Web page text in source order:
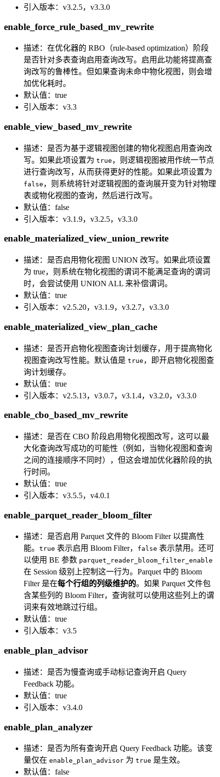
引入版本：v3.2.5，v3.3.0
enable_force_rule_based_mv_rewrite
描述：在优化器的 RBO（rule-based optimization）阶段
是否针对多表查询启用查询改写。启用此功能将提高查
询改写的鲁棒性。但如果查询未命中物化视图，则会增
加优化耗时。
默认值：true
引入版本：v3.3
enable_view_based_mv_rewrite
描述：是否为基于逻辑视图创建的物化视图启用查询改
写。如果此项设置为 true ，则逻辑视图被用作统一节点
进行查询改写，从而获得更好的性能。如果此项设置为
false ，则系统将针对逻辑视图的查询展开变为针对物理
表或物化视图的查询，然后进行改写。
默认值：false
引入版本：v3.1.9，v3.2.5，v3.3.0
enable_materialized_view_union_rewrite
描述：是否启用物化视图 UNION 改写。如果此项设置
为 true，则系统在物化视图的谓词不能满足查询的谓词
时，会尝试使用 UNION ALL 来补偿谓词。
默认值：true
引入版本：v2.5.20，v3.1.9，v3.2.7，v3.3.0
enable_materialized_view_plan_cache
描述：是否开启物化视图查询计划缓存，用于提高物化
视图查询改写性能。默认值是 true ，即开启物化视图查
询计划缓存。
默认值：true
引入版本：v2.5.13，v3.0.7，v3.1.4，v3.2.0，v3.3.0
enable_cbo_based_mv_rewrite
描述：是否在 CBO 阶段启用物化视图改写，这可以最
大化查询改写成功的可能性（例如，当物化视图和查询
之间的连接顺序不同时），但这会增加优化器阶段的执
行时间。
默认值：true
引入版本：v3.5.5，v4.0.1
enable_parquet_reader_bloom_filter
描述：是否启用 Parquet 文件的 Bloom Filter 以提高性
能。 true 表示启用 Bloom Filter， false 表示禁用。还可
以使用 BE 参数 parquet_reader_bloom_filter_enable
在 Session 级别上控制这一行为。Parquet 中的 Bloom
Filter 是在每个行组的列级维护的。如果 Parquet 文件包
含某些列的 Bloom Filter，查询就可以使用这些列上的谓
词来有效地跳过行组。
默认值：true
引入版本：v3.5
enable_plan_advisor
描述：是否为慢查询或手动标记查询开启 Query
Feedback 功能。
默认值：true
引入版本：v3.4.0
enable_plan_analyzer
描述：是否为所有查询开启 Query Feedback 功能。该变
量仅在 enable_plan_advisor 为 true 是生效。
默认值：false